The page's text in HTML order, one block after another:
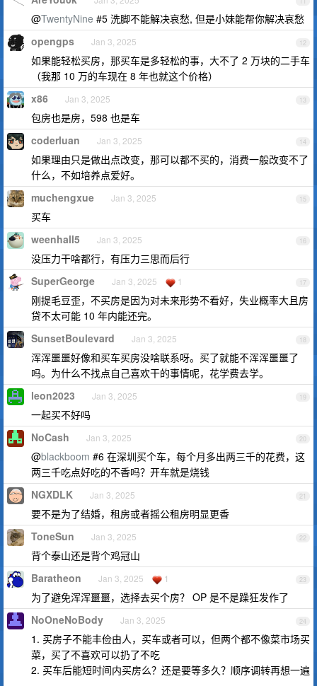
@TwentyNine #5 洗脚不能解决哀愁, 但是小妹能帮你解决哀愁
12
opengps Jan 3, 2025
如果能轻松买房，那买车是多轻松的事，大不了 2 万块的二手车
（我那 10 万的车现在 8 年也就这个价格）
13
x86 Jan 3, 2025
包房也是房，598 也是车
14
coderluan Jan 3, 2025
如果理由只是做出点改变，那可以都不买的，消费一般改变不了
什么，不如培养点爱好。
15
muchengxue Jan 3, 2025
买车
16
weenhall5 Jan 3, 2025
没压力干啥都行，有压力三思而后行
17
SuperGeorge Jan 3, 2025 1
刚提毛豆歪，不买房是因为对未来形势不看好，失业概率大且房
贷不太可能 10 年内能还完。
18
SunsetBoulevard Jan 3, 2025
浑浑噩噩好像和买车买房没啥联系呀。买了就能不浑浑噩噩了
吗。为什么不找点自己喜欢干的事情呢，花学费去学。
19
leon2023 Jan 3, 2025
一起买不好吗
20
NoCash Jan 3, 2025
@blackboom #6 在深圳买个车，每个月多出两三千的花费，这
两三千吃点好吃的不香吗？开车就是烧钱
21
NGXDLK Jan 3, 2025
要不是为了结婚，租房或者摇公租房明显更香
22
ToneSun Jan 3, 2025
背个泰山还是背个鸡冠山
23
Baratheon Jan 3, 2025 1
为了避免浑浑噩噩，选择去买个房？ OP 是不是躁狂发作了
24
NoOneNoBody Jan 3, 2025
1. 买房子不能丰俭由人，买车或者可以，但两个都不像菜市场买
菜，买了不喜欢可以扔了不吃
2. 买车后能短时间内买房么？还是要等多久？顺序调转再想一遍